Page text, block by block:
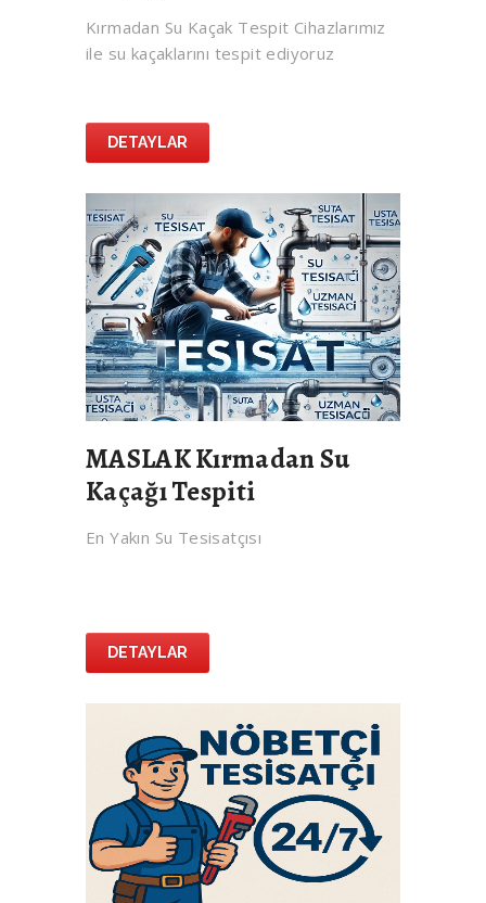
Kırmadan Su Kaçak Tespit Cihazlarımız
ile su kaçaklarını tespit ediyoruz
DETAYLAR
MASLAK Kırmadan Su
Kaçağı Tespiti
En Yakın Su Tesisatçısı
DETAYLAR